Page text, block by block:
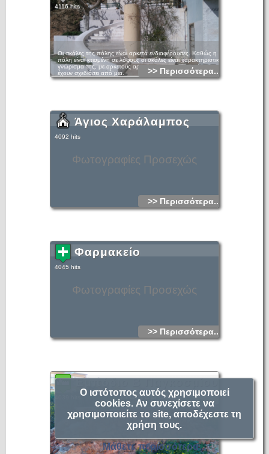
4116 hits
Οι σκάλες της πόλης είναι αρκετά ενδιαφέρουσες. Καθώς η
πόλη είναι κτισμένη σε λόφους οι σκάλες είναι χαρακτηριστικό
γνώρισμα της, με αρκετους αρχιτέκτονες της περιοχής να
έχουν σχεδιάσει από μια.
>> Περισσότερα...
Φωτογραφίες Προσεχώς
Άγιος Χαράλαμπος
4092 hits
>> Περισσότερα...
Φωτογραφίες Προσεχώς
Φαρμακείο
4045 hits
>> Περισσότερα...
Εμπόδιο Β Παγκοσμίου
Πολέμου
Ο ιστότοπος αυτός χρησιμοποιεί
cookies. Αν συνεχίσετε να
χρησιμοποιείτε το site, αποδέχεστε τη
χρήση τους.
Μάθετε περισσότερα...